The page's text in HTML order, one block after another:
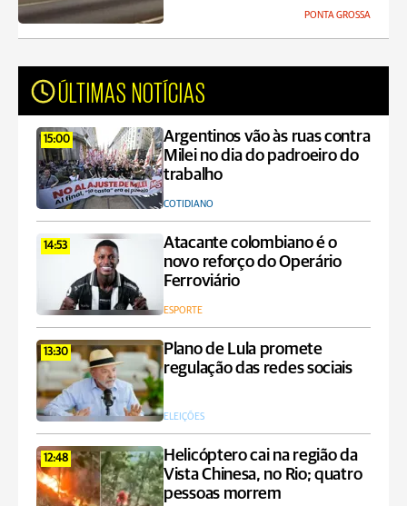
PONTA GROSSA
ÚLTIMAS NOTÍCIAS
15:00
Argentinos vão às ruas contra
Milei no dia do padroeiro do
trabalho
COTIDIANO
14:53
Atacante colombiano é o
novo reforço do Operário
Ferroviário
ESPORTE
13:30
Plano de Lula promete
regulação das redes sociais
ELEIÇÕES
12:48
Helicóptero cai na região da
Vista Chinesa, no Rio; quatro
pessoas morrem